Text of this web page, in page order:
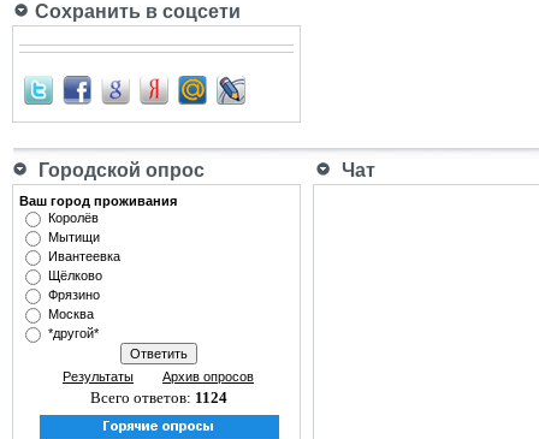
Сохранить в соцсети
Городской опрос Чат
Ваш город проживания
Королёв
Мытищи
Ивантеевка
Щёлково
Фрязино
Москва
*другой*
Результаты Архив опросов
Всего ответов: 1124